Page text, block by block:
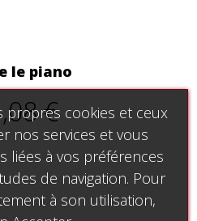
le piano
€
propres cookies et ceux
nos services et vous
liées à vos préférences
de navigation. Pour
à son utilisation,